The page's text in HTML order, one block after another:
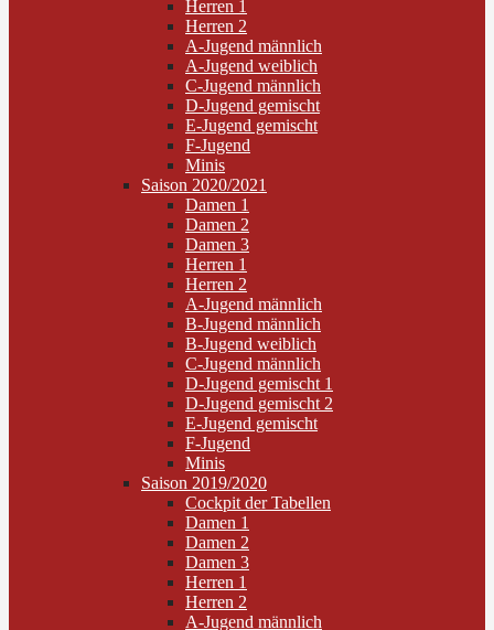
Herren 1
Herren 2
A-Jugend männlich
A-Jugend weiblich
C-Jugend männlich
D-Jugend gemischt
E-Jugend gemischt
F-Jugend
Minis
Saison 2020/2021
Damen 1
Damen 2
Damen 3
Herren 1
Herren 2
A-Jugend männlich
B-Jugend männlich
B-Jugend weiblich
C-Jugend männlich
D-Jugend gemischt 1
D-Jugend gemischt 2
E-Jugend gemischt
F-Jugend
Minis
Saison 2019/2020
Cockpit der Tabellen
Damen 1
Damen 2
Damen 3
Herren 1
Herren 2
A-Jugend männlich